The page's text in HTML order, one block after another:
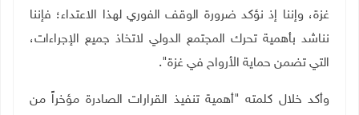
غزة، وإننا إذ نؤكد ضرورة الوقف الفوري لهذا الاعتداء؛ فإننا
نناشد بأهمية تحرك المجتمع الدولي لاتخاذ جميع الإجراءات،
التي تضمن حماية الأرواح في غزة".
وأكد خلال كلمته "أهمية تنفيذ القرارات الصادرة مؤخراً من